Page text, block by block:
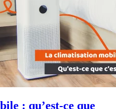
: qu’est-ce que